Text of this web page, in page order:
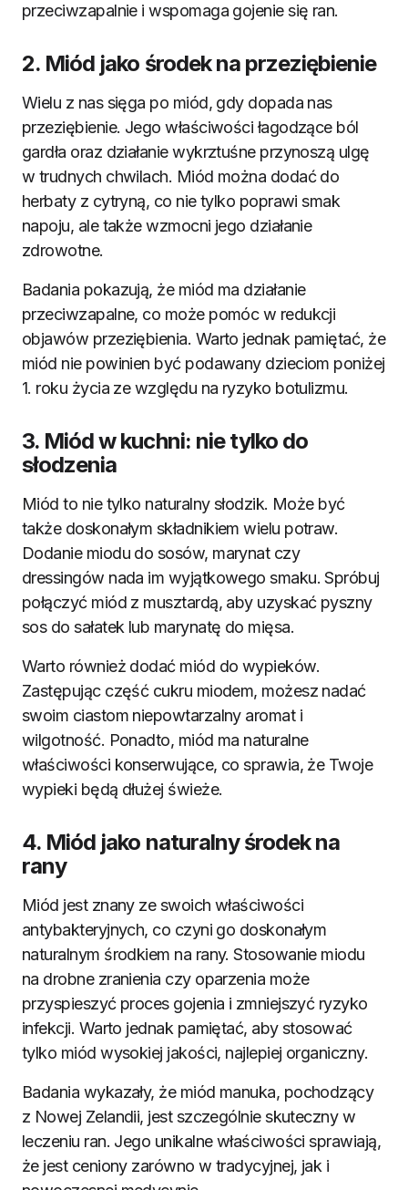
przeciwzapalnie i wspomaga gojenie się ran.
2. Miód jako środek na przeziębienie
Wielu z nas sięga po miód, gdy dopada nas
przeziębienie. Jego właściwości łagodzące ból
gardła oraz działanie wykrztuśne przynoszą ulgę
w trudnych chwilach. Miód można dodać do
herbaty z cytryną, co nie tylko poprawi smak
napoju, ale także wzmocni jego działanie
zdrowotne.
Badania pokazują, że miód ma działanie
przeciwzapalne, co może pomóc w redukcji
objawów przeziębienia. Warto jednak pamiętać, że
miód nie powinien być podawany dzieciom poniżej
1. roku życia ze względu na ryzyko botulizmu.
3. Miód w kuchni: nie tylko do
słodzenia
Miód to nie tylko naturalny słodzik. Może być
także doskonałym składnikiem wielu potraw.
Dodanie miodu do sosów, marynat czy
dressingów nada im wyjątkowego smaku. Spróbuj
połączyć miód z musztardą, aby uzyskać pyszny
sos do sałatek lub marynatę do mięsa.
Warto również dodać miód do wypieków.
Zastępując część cukru miodem, możesz nadać
swoim ciastom niepowtarzalny aromat i
wilgotność. Ponadto, miód ma naturalne
właściwości konserwujące, co sprawia, że Twoje
wypieki będą dłużej świeże.
4. Miód jako naturalny środek na
rany
Miód jest znany ze swoich właściwości
antybakteryjnych, co czyni go doskonałym
naturalnym środkiem na rany. Stosowanie miodu
na drobne zranienia czy oparzenia może
przyspieszyć proces gojenia i zmniejszyć ryzyko
infekcji. Warto jednak pamiętać, aby stosować
tylko miód wysokiej jakości, najlepiej organiczny.
Badania wykazały, że miód manuka, pochodzący
z Nowej Zelandii, jest szczególnie skuteczny w
leczeniu ran. Jego unikalne właściwości sprawiają,
że jest ceniony zarówno w tradycyjnej, jak i